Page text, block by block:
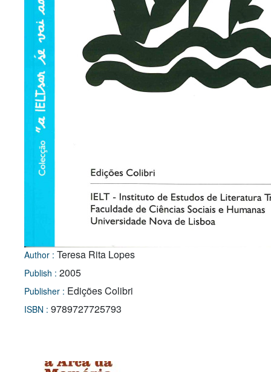
Author : Teresa Rita Lopes
Publish : 2005
Publisher : Edições Colibri
ISBN : 9789727725793